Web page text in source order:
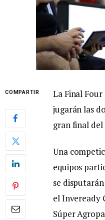
COMPARTIR
La Final Four
jugarán las
gran final
Una
equipos
se
el Inveready
Súper